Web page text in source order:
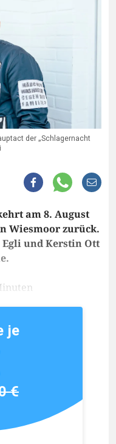
der „Schlagernacht
am 8. August
Wiesmoor zurück.
und Kerstin Ott
je
€